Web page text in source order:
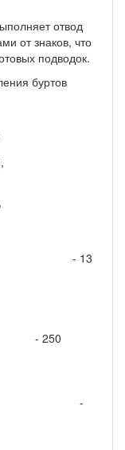
отвод
от знаков, что
подводок.
буртов
-